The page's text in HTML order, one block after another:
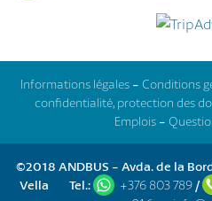
Informations légales- Conditions
confidentialité, protection des
Emplois-
©2018 ANDBUS - Avda. de la
Vella
Tel.: +376 803 789 /